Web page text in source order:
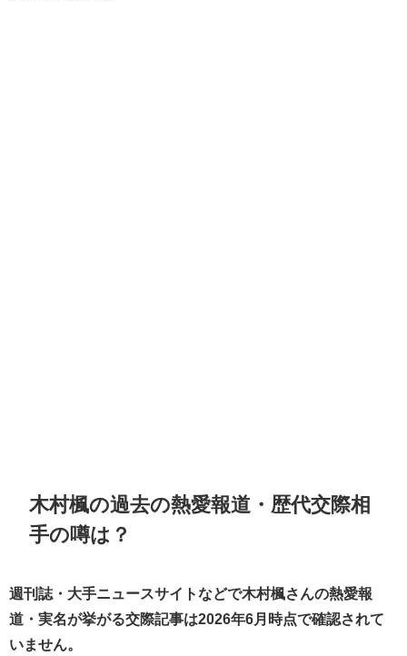
木村楓の過去の熱愛報道・歴代交際相
手の噂は？
週刊誌・大手ニュースサイトなどで木村楓さんの熱愛報
道・実名が挙がる交際記事は2026年6月時点で確認されて
いません。